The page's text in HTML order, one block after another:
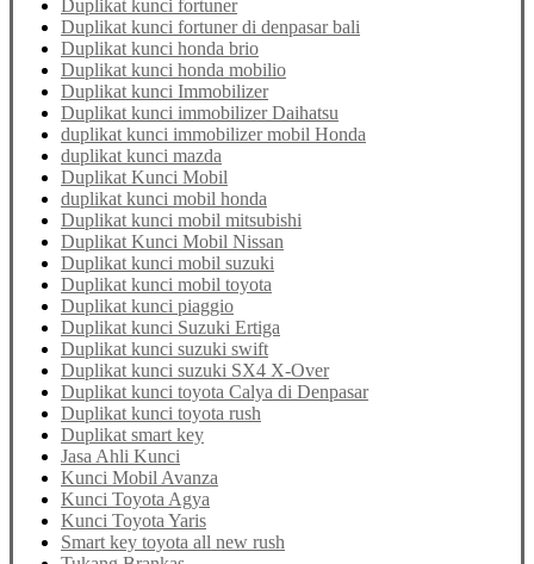
Duplikat kunci fortuner
Duplikat kunci fortuner di denpasar bali
Duplikat kunci honda brio
Duplikat kunci honda mobilio
Duplikat kunci Immobilizer
Duplikat kunci immobilizer Daihatsu
duplikat kunci immobilizer mobil Honda
duplikat kunci mazda
Duplikat Kunci Mobil
duplikat kunci mobil honda
Duplikat kunci mobil mitsubishi
Duplikat Kunci Mobil Nissan
Duplikat kunci mobil suzuki
Duplikat kunci mobil toyota
Duplikat kunci piaggio
Duplikat kunci Suzuki Ertiga
Duplikat kunci suzuki swift
Duplikat kunci suzuki SX4 X-Over
Duplikat kunci toyota Calya di Denpasar
Duplikat kunci toyota rush
Duplikat smart key
Jasa Ahli Kunci
Kunci Mobil Avanza
Kunci Toyota Agya
Kunci Toyota Yaris
Smart key toyota all new rush